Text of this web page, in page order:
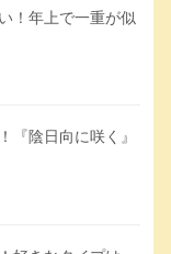
！年上で一重が似
『陰日向に咲く』